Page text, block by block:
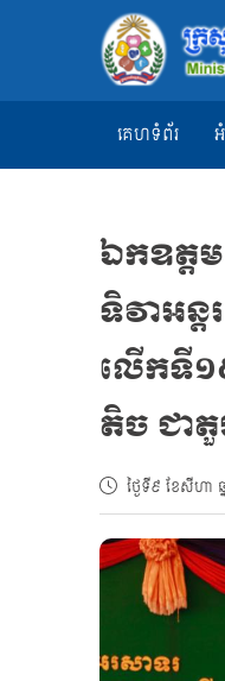
គេហទំព័រ
ឯកឧត្ដ
ទិវាអន្
លើកទី១
តិច ជាតួ
ថ្ងៃទី៩ ខែសីហា